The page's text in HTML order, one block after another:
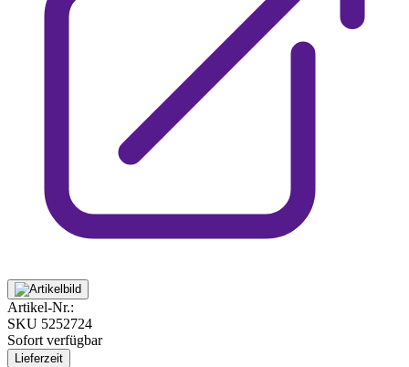
Artikel-Nr.:
SKU 5252724
Sofort verfügbar
Lieferzeit